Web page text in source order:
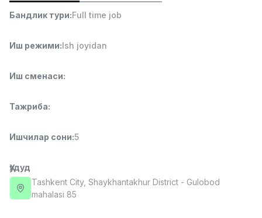
Омбор ёрдамчиси
4,280,000 sum/
Ish joyidan
Етказиб бериш
Full time job
Фармацевт
NAVBAHOR APTEKA
Full time job
Ish joyidan
Бандлик тури:Full time job
Иш режими:Ish joyidan
Иш сменаси:
Тажриба:
Ишчилар сони:5
Ҳудуд
Tashkent City, Shaykhantakhur District - Gulobod
mahalasi 85